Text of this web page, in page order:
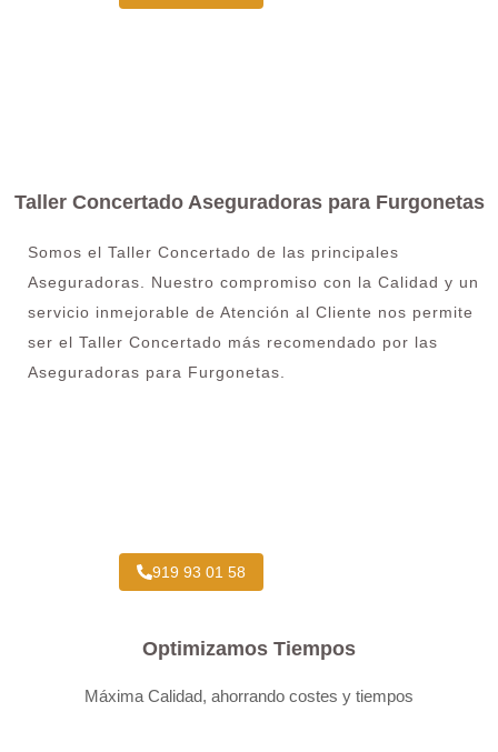
Taller Concertado Aseguradoras para Furgonetas
Somos el Taller Concertado de las principales
Aseguradoras. Nuestro compromiso con la Calidad y un
servicio inmejorable de Atención al Cliente nos permite
ser el Taller Concertado más recomendado por las
Aseguradoras para Furgonetas.
919 93 01 58
Optimizamos Tiempos
Máxima Calidad, ahorrando costes y tiempos